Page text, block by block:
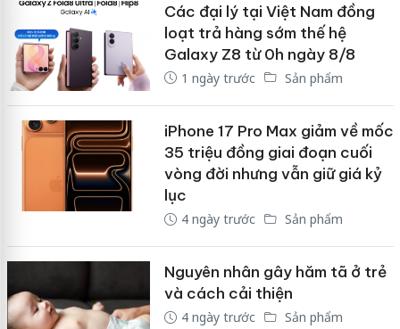
Các đại lý tại Việt Nam đồng
loạt trả hàng sớm thế hệ
Galaxy Z8 từ 0h ngày 8/8
1 ngày trước Sản phẩm
iPhone 17 Pro Max giảm về mốc
35 triệu đồng giai đoạn cuối
vòng đời nhưng vẫn giữ giá kỷ
lục
4 ngày trước Sản phẩm
Nguyên nhân gây hăm tã ở trẻ
và cách cải thiện
4 ngày trước Sản phẩm